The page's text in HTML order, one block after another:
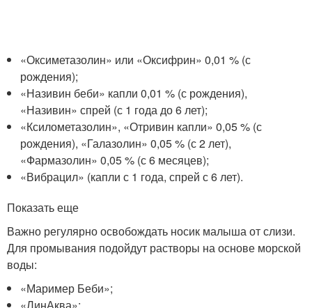
«Оксиметазолин» или «Оксифрин» 0,01 % (с
рождения);
«Називин беби» капли 0,01 % (с рождения),
«Називин» спрей (с 1 года до 6 лет);
«Ксилометазолин», «Отривин капли» 0,05 % (с
рождения), «Галазолин» 0,05 % (с 2 лет),
«Фармазолин» 0,05 % (с 6 месяцев);
«Вибрацил» (капли с 1 года, спрей с 6 лет).
Показать еще
Важно регулярно освобождать носик малыша от слизи.
Для промывания подойдут растворы на основе морской
воды:
«Маример Беби»;